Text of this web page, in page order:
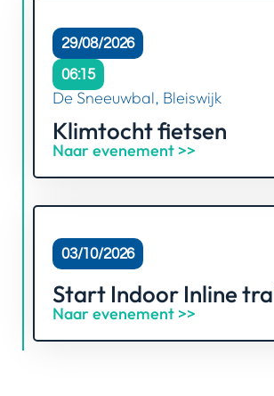
29/08/2026
06:15
De Sneeuwbal, Bleiswijk
Klimtocht fietsen
Naar evenement >>
03/10/2026
Start Indoor Inline
Naar evenement >>